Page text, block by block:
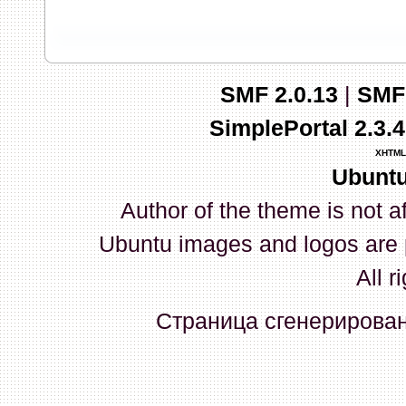
03 Апреля 2026, 10:02:33
whookey:GenKass: с
03 Апреля 2026, 05:22:56
GenKass:По тому же
02 Апреля 2026, 12:56:37
GenKass:Всем доброго
серии (6592) 1-1245, 3-
прошить до 7926, чтобы
Атол 11 видится в системе
SMF 2.0.13|
SimplePortal
XHTML
Author of the theme is not
Ubuntu images and logos
All
Страница